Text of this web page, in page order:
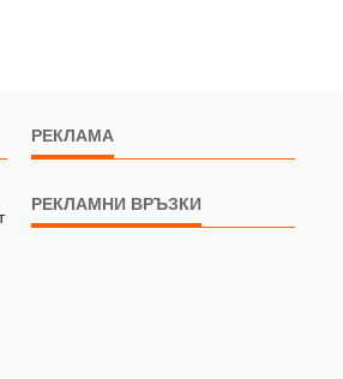
РЕКЛАМА
РЕКЛАМНИ ВРЪЗКИ